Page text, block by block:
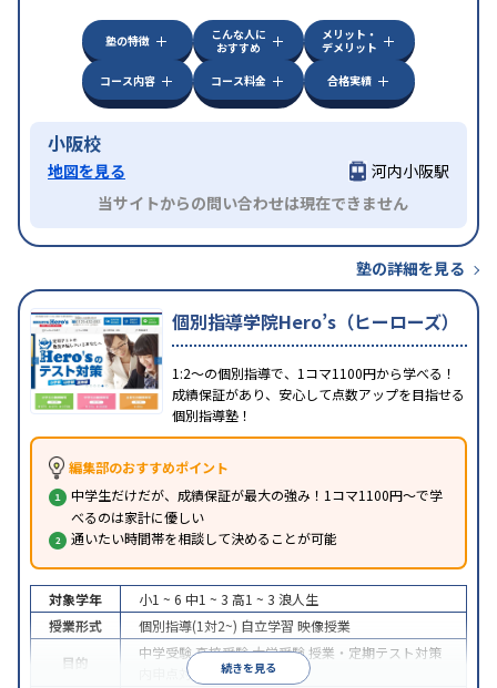
塾の特徴
こんな人に
おすすめ
メリット・
デメリット
コース内容
コース料金 合格実績
小阪校
地図を見る
河内小阪駅
当サイトからの問い合わせは現在できません
塾の詳細を見る
個別指導学院Hero’s（ヒーローズ）
1:2～の個別指導で、1コマ1100円から学べる！
成績保証があり、安心して点数アップを目指せる
個別指導塾！
編集部のおすすめポイント
中学生だけだが、成績保証が最大の強み！1コマ1100円～で学
べるのは家計に優しい
通いたい時間帯を相談して決めることが可能
続きを見る
対象学年 小1 ~ 6 中1 ~ 3 高1 ~ 3 浪人生
授業形式
個別指導(1対2~) 自立学習 映像授業
目的
中学受験高校受験大学受験 授業・定期テスト対策
内申点対策
学習習慣の定着